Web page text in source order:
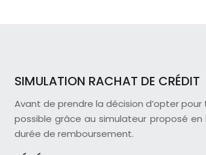
SIMULATION RACHAT DE CRÉDIT
Avant de prendre la décision d’opter
possible grâce au simulateur proposé
durée de remboursement.